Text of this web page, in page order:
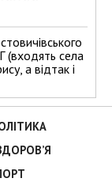
(входять села
а відтак і